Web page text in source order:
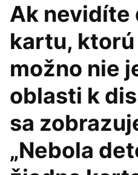
Ak nevidíte
kartu,
možno nie
oblasti k
sa
„Nebola